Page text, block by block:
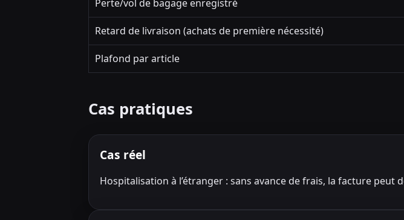
Perte/vol de bagage enregistré
Retard de livraison (achats de première nécessité)
Plafond par article
Cas pratiques
Cas réel
Hospitalisation à l’étranger : sans avance de frais, la facture peut